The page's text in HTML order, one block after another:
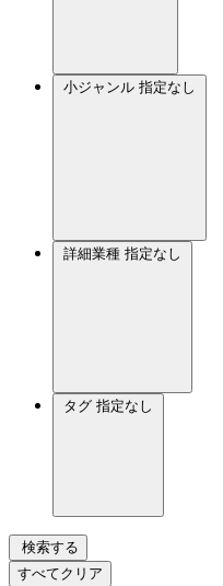
小ジャンル 指定なし
詳細業種 指定なし
タグ 指定なし
検索する
すべてクリア